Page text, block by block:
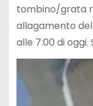
tombino/grata
allagamento
alle 7:00 di oggi.